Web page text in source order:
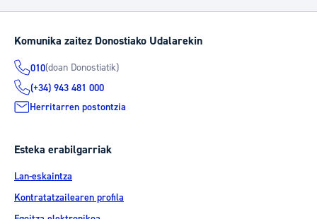
Komunika zaitez Donostiako Udalarekin
010(doan Donostiatik)
(+34) 943 481 000
Herritarren postontzia
Esteka erabilgarriak
Lan-eskaintza
Kontratatzailearen profila